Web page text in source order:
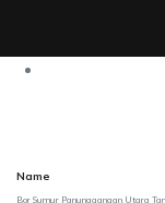
Name
Bor Sumur Panunggangan Utara